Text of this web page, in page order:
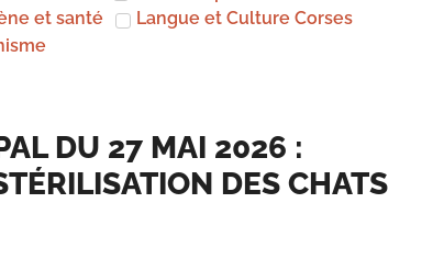
et santé
Langue et Culture Corses
DU 27 MAI 2026 :
DES CHATS